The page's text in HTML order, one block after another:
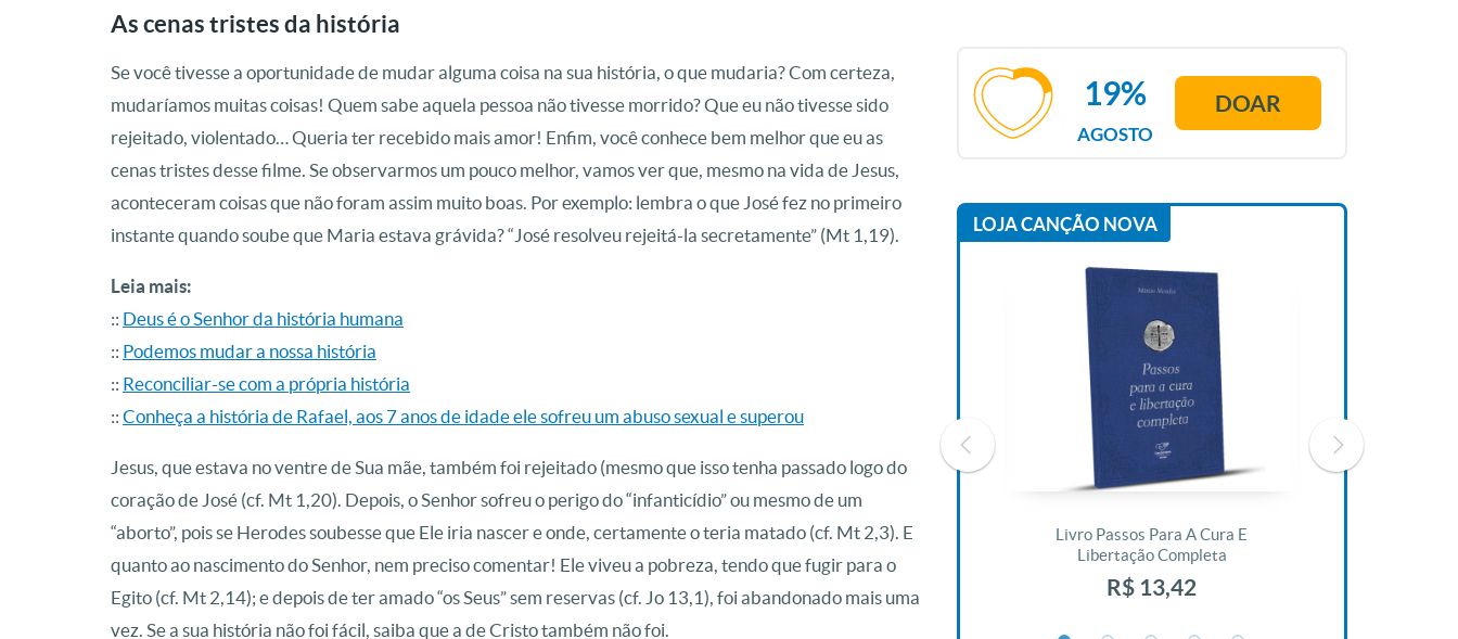
As cenas tristes da história
Se você tivesse a oportunidade de mudar alguma coisa na sua história, o que mudaria? Com certeza,
mudaríamos muitas coisas! Quem sabe aquela pessoa não tivesse morrido? Que eu não tivesse sido
rejeitado, violentado… Queria ter recebido mais amor! Enfim, você conhece bem melhor que eu as
cenas tristes desse filme. Se observarmos um pouco melhor, vamos ver que, mesmo na vida de Jesus,
aconteceram coisas que não foram assim muito boas. Por exemplo: lembra o que José fez no primeiro
instante quando soube que Maria estava grávida? “José resolveu rejeitá-la secretamente” (Mt 1,19).
Leia mais:
:: Deus é o Senhor da história humana
:: Podemos mudar a nossa história
:: Reconciliar-se com a própria história
:: Conheça a história de Rafael, aos 7 anos de idade ele sofreu um abuso sexual e superou
Jesus, que estava no ventre de Sua mãe, também foi rejeitado (mesmo que isso tenha passado logo do
coração de José (cf. Mt 1,20). Depois, o Senhor sofreu o perigo do “infanticídio” ou mesmo de um
“aborto”, pois se Herodes soubesse que Ele iria nascer e onde, certamente o teria matado (cf. Mt 2,3). E
quanto ao nascimento do Senhor, nem preciso comentar! Ele viveu a pobreza, tendo que fugir para o
Egito (cf. Mt 2,14); e depois de ter amado “os Seus” sem reservas (cf. Jo 13,1), foi abandonado mais uma
vez. Se a sua história não foi fácil, saiba que a de Cristo também não foi.
AGOSTO
19% DOAR
LOJA CANÇÃO NOVA
Livro O Padre: A História De
Vida De Jonas Abib
R$ 42,41
Livro Passos Para A Cura E
Libertação Completa
R$ 13,42